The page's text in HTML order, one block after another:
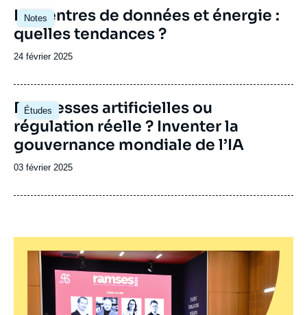
Notes
Image
principale
IA, centres de données et énergie :
quelles tendances ?
Date
publication
24 février 2025
Études
Image
principale
Promesses artificielles ou
régulation réelle ? Inventer la
gouvernance mondiale de l’IA
Date
publication
03 février 2025